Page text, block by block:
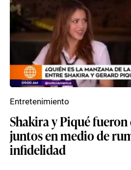
Shakira y Piqué
juntos en medio de
infidelidad
Entretenimiento